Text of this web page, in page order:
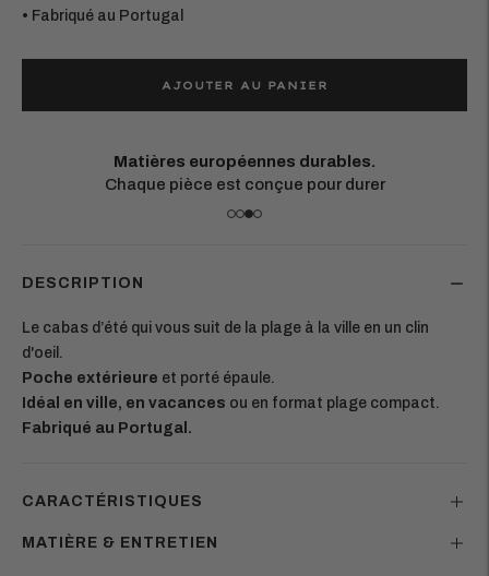
• Fabriqué au Portugal
AJOUTER AU PANIER
Matières européennes durables.
Chaque pièce est conçue pour durer
DESCRIPTION
Le cabas d’été qui vous suit de la plage à la ville en un clin
d'oeil.
Poche extérieure et porté épaule.
Idéal en ville, en vacances ou en format plage compact.
Fabriqué au Portugal.
CARACTÉRISTIQUES
MATIÈRE & ENTRETIEN